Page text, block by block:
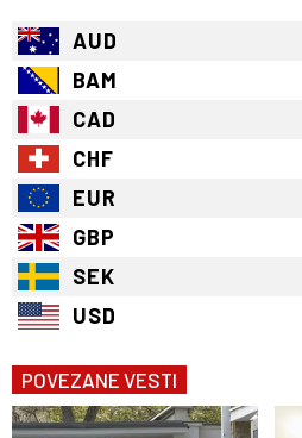
AUD
BAM
CAD
CHF
EUR
GBP
SEK
USD
POVEZANE VESTI